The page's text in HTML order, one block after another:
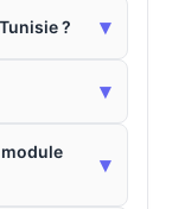
? ▾
▾
▾